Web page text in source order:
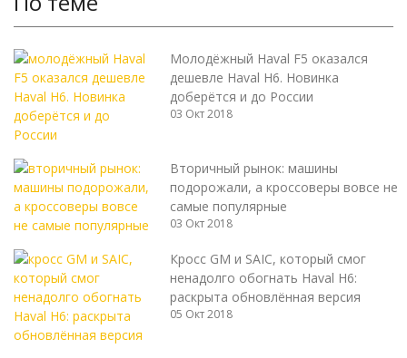
Молодёжный Haval F5 оказался
дешевле Haval H6. Новинка
доберётся и до России
03 Окт 2018
Вторичный рынок: машины
подорожали, а кроссоверы вовсе не
самые популярные
03 Окт 2018
Кросс GM и SAIC, который смог
ненадолго обогнать Haval H6:
раскрыта обновлённая версия
05 Окт 2018